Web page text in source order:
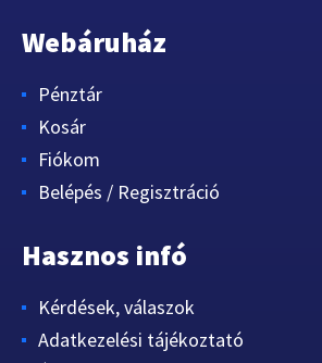
Webáruház
Pénztár
Kosár
Fiókom
Belépés / Regisztráció
Hasznos infó
Kérdések, válaszok
Adatkezelési tájékoztató